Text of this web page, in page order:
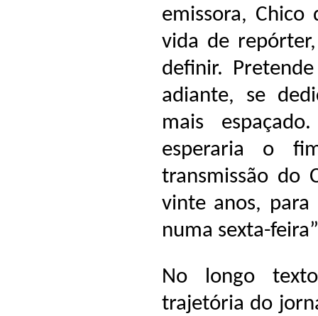
emissora,
vida de
definir.
adiante, se
mais
esperaria o
transmissão do
vinte anos, para
numa sexta-
No longo
trajetória do